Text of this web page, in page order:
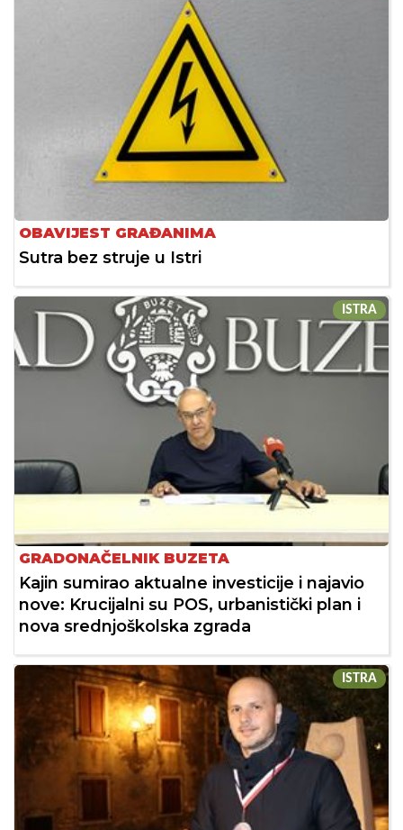
OBAVIJEST GRAĐANIMA
Sutra bez struje u Istri
ISTRA
GRADONAČELNIK BUZETA
Kajin sumirao aktualne investicije i najavio
nove: Krucijalni su POS, urbanistički plan i
nova srednjoškolska zgrada
ISTRA